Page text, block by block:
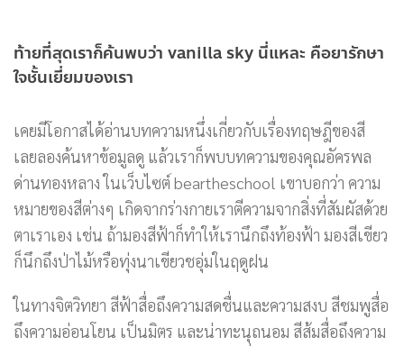
ท้ายที่สุดเราก็ค้นพบว่า vanilla sky นี่แหละ คือยารักษา
ใจชั้นเยี่ยมของเรา
เคยมีโอกาสได้อ่านบทความหนึ่งเกี่ยวกับเรื่องทฤษฎีของสี
เลยลองค้นหาข้อมูลดู แล้วเราก็พบบทความของคุณอัครพล
ด่านทองหลาง ในเว็บไซต์ beartheschool เขาบอกว่า ความ
หมายของสีต่างๆ เกิดจากร่างกายเราตีความจากสิ่งที่สัมผัสด้วย
ตาเราเอง เช่น ถ้ามองสีฟ้าก็ทำให้เรานึกถึงท้องฟ้า มองสีเขียว
ก็นึกถึงป่าไม้หรือทุ่งนาเขียวชอุ่มในฤดูฝน
ในทางจิตวิทยา สีฟ้าสื่อถึงความสดชื่นและความสงบ สีชมพูสื่อ
ถึงความอ่อนโยน เป็นมิตร และน่าทะนุถนอม สีส้มสื่อถึงความ